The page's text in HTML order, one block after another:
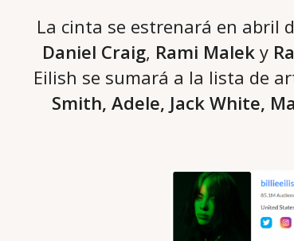
La cinta se estrenará en abril
Daniel Craig, Rami Maleky
Eilish se sumará a la lista de
Smith, Adele, Jack White,